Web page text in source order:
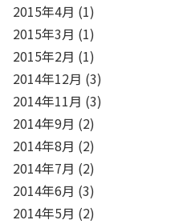
2015年4月 (1)
2015年3月 (1)
2015年2月 (1)
2014年12月 (3)
2014年11月 (3)
2014年9月 (2)
2014年8月 (2)
2014年7月 (2)
2014年6月 (3)
2014年5月 (2)